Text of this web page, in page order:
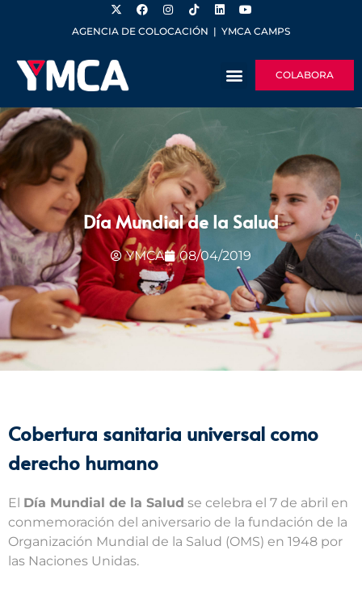
AGENCIA DE COLOCACIÓN | YMCA CAMPS
COLABORA
Día Mundial de la Salud
YMCA 08/04/2019
Cobertura sanitaria universal como
derecho humano
El Día Mundial de la Salud se celebra el 7 de abril en
conmemoración del aniversario de la fundación de la
Organización Mundial de la Salud (OMS) en 1948 por
las Naciones Unidas.